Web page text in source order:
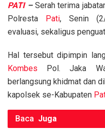
ce
b
o
k
tt
er
ail at
s
p
p
PATI–Serah terima
Polresta
Pati, Senin (2/
evaluasi, sekaligus
Hal tersebut dipimpin
Kombes Pol. Jaka
berlangsung khidmat dan
kapolsek se-Kabupaten
Baca Juga